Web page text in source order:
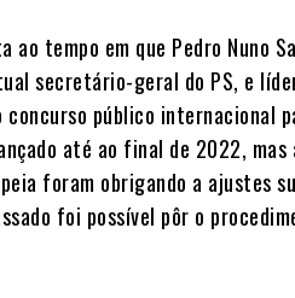
ao tempo em que Pedro Nuno
secretário-geral do PS, e
concurso público internacional
até ao final de 2022,
foram obrigando a ajustes
foi possível pôr o